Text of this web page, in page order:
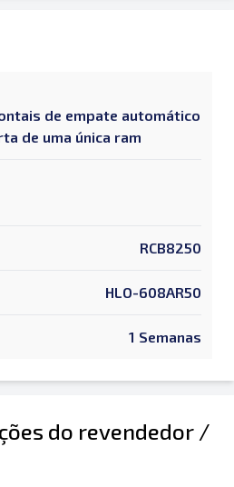
de empate automático
de uma única ram
RCB8250
HLO-608AR50
1 Semanas
do revendedor /